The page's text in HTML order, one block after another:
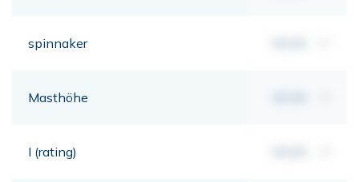
spinnaker
Masthöhe
I (rating)